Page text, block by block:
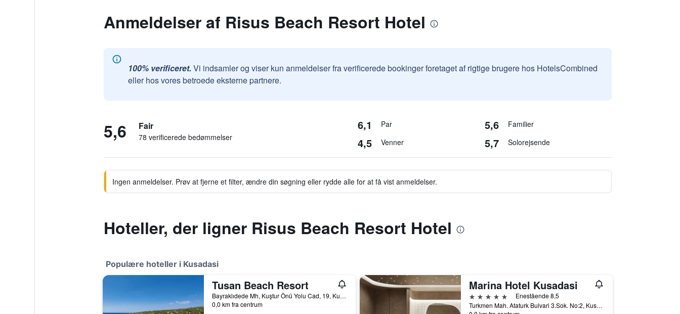
Anmeldelser af Risus Beach Resort Hotel
100% verificeret. Vi indsamler og viser kun anmeldelser fra verificerede bookinger foretaget af rigtige brugere hos HotelsCombined
eller hos vores betroede eksterne partnere.
5,6 Fair
78 verificerede bedømmelser
6,1 Par 5,6 Familier
4,5 Venner 5,7 Solorejsende
Ingen anmeldelser. Prøv at fjerne et filter, ændre din søgning eller rydde alle for at få vist anmeldelser.
Hoteller, der ligner Risus Beach Resort Hotel
Populære hoteller i Kusadasi
Tusan Beach Resort
Bayraklıdede Mh, Kuştur Önü Yolu Cad, 19, Kusadasi, Tyrkiet
0,0 km fra centrum
Marina Hotel Kusadasi
5 stjerner
Enestående 8,5
Turkmen Mah. Ataturk Bulvari 3.Sok. No:2, Kusadasi, Tyrkiet